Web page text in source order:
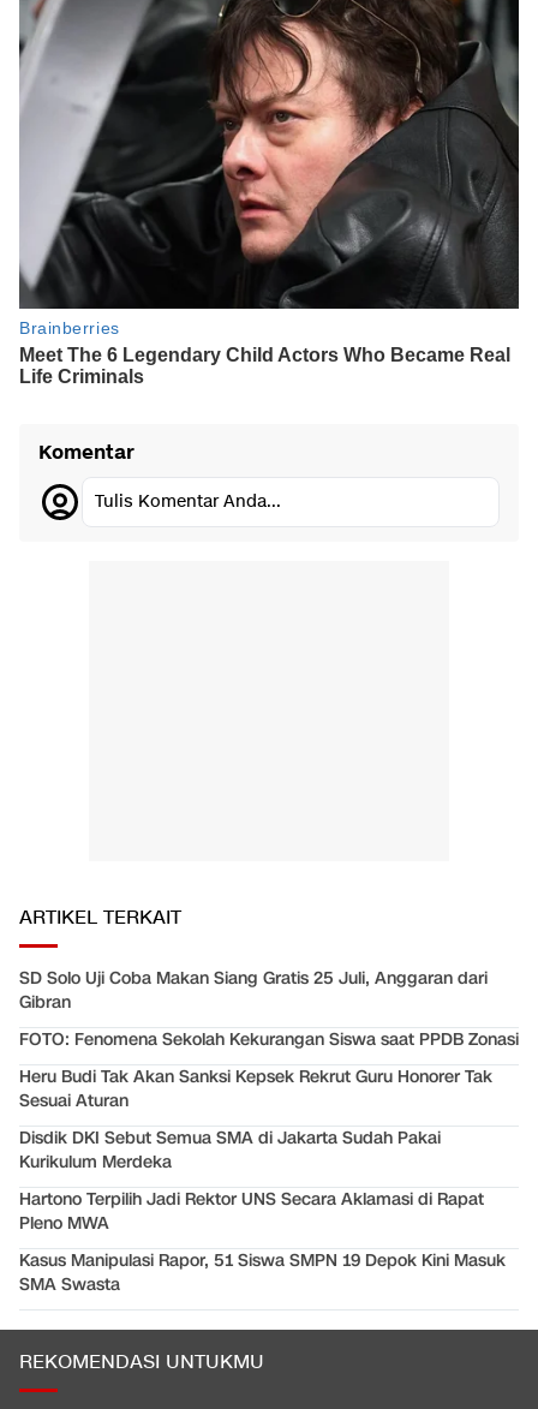
Komentar
Tulis Komentar Anda...
ARTIKEL TERKAIT
SD Solo Uji Coba Makan Siang Gratis 25 Juli, Anggaran dari
Gibran
FOTO: Fenomena Sekolah Kekurangan Siswa saat PPDB Zonasi
Heru Budi Tak Akan Sanksi Kepsek Rekrut Guru Honorer Tak
Sesuai Aturan
Disdik DKI Sebut Semua SMA di Jakarta Sudah Pakai
Kurikulum Merdeka
Hartono Terpilih Jadi Rektor UNS Secara Aklamasi di Rapat
Pleno MWA
Kasus Manipulasi Rapor, 51 Siswa SMPN 19 Depok Kini Masuk
SMA Swasta
REKOMENDASI UNTUKMU